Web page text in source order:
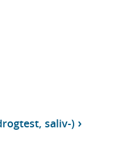
saliv-)